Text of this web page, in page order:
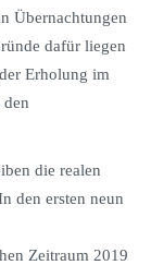
Übernachtungen
dafür liegen
Erholung im
den
die realen
den ersten neun
Zeitraum 2019